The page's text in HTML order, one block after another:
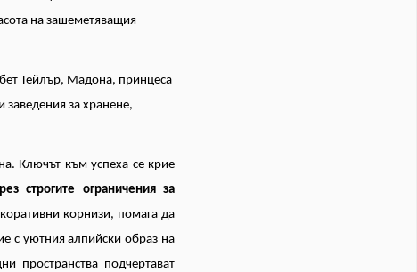
на зашеметяващия
Тейлър, Мадона, принцеса
заведения за хранене,
Ключът към успеха се крие
строгите ограничения за
корнизи, помага да
с уютния алпийски образ на
пространства подчертават